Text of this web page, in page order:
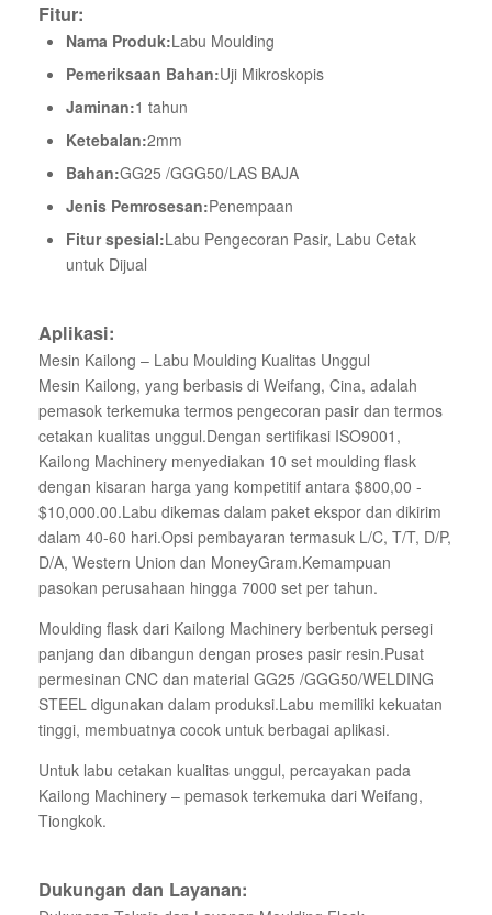
Fitur:
Nama Produk:Labu Moulding
Pemeriksaan Bahan:Uji Mikroskopis
Jaminan:1 tahun
Ketebalan:2mm
Bahan:GG25 /GGG50/LAS BAJA
Jenis Pemrosesan:Penempaan
Fitur spesial:Labu Pengecoran Pasir, Labu Cetak
untuk Dijual
Aplikasi:
Mesin Kailong – Labu Moulding Kualitas Unggul
Mesin Kailong, yang berbasis di Weifang, Cina, adalah
pemasok terkemuka termos pengecoran pasir dan termos
cetakan kualitas unggul.Dengan sertifikasi ISO9001,
Kailong Machinery menyediakan 10 set moulding flask
dengan kisaran harga yang kompetitif antara $800,00 -
$10,000.00.Labu dikemas dalam paket ekspor dan dikirim
dalam 40-60 hari.Opsi pembayaran termasuk L/C, T/T, D/P,
D/A, Western Union dan MoneyGram.Kemampuan
pasokan perusahaan hingga 7000 set per tahun.
Moulding flask dari Kailong Machinery berbentuk persegi
panjang dan dibangun dengan proses pasir resin.Pusat
permesinan CNC dan material GG25 /GGG50/WELDING
STEEL digunakan dalam produksi.Labu memiliki kekuatan
tinggi, membuatnya cocok untuk berbagai aplikasi.
Untuk labu cetakan kualitas unggul, percayakan pada
Kailong Machinery – pemasok terkemuka dari Weifang,
Tiongkok.
Dukungan dan Layanan: